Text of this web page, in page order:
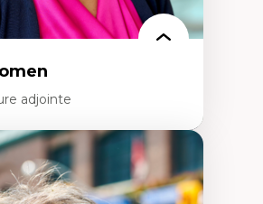
adjointe
acceptation et adoption des